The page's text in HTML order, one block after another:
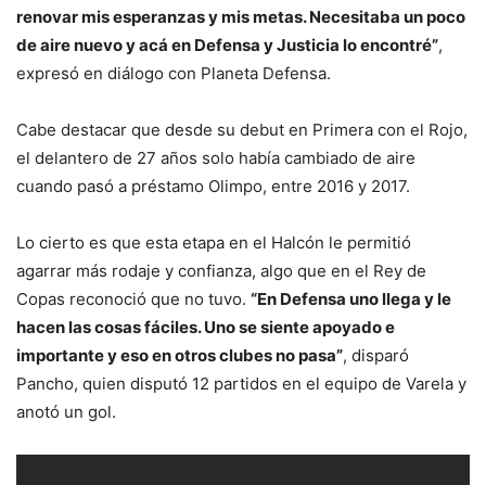
renovar mis esperanzas y mis metas. Necesitaba un poco
de aire nuevo y acá en Defensa y Justicia lo encontré”,
expresó en diálogo con Planeta Defensa.
Cabe destacar que desde su debut en Primera con el Rojo,
el delantero de 27 años solo había cambiado de aire
cuando pasó a préstamo Olimpo, entre 2016 y 2017.
Lo cierto es que esta etapa en el Halcón le permitió
agarrar más rodaje y confianza, algo que en el Rey de
Copas reconoció que no tuvo. “En Defensa uno llega y le
hacen las cosas fáciles. Uno se siente apoyado e
importante y eso en otros clubes no pasa”, disparó
Pancho, quien disputó 12 partidos en el equipo de Varela y
anotó un gol.